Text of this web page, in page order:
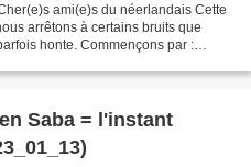
ami(e)s du néerlandais Cette
arrêtons à certains bruits que
honte. Commençons par :
Saba = l'instant